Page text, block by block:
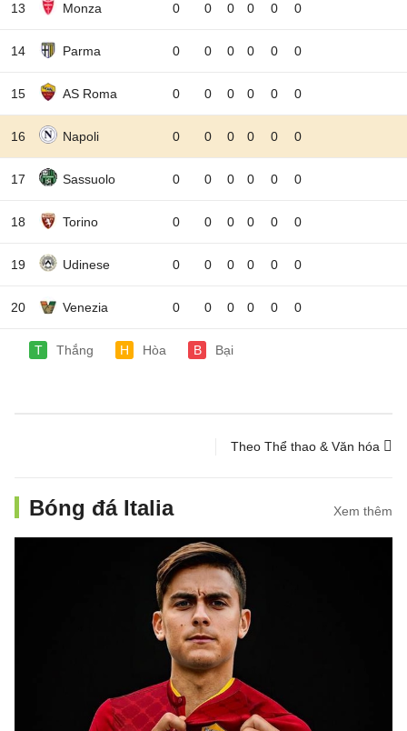
13 Monza 0 0 0 0 0 0
14 Parma 0 0 0 0 0 0
15 AS Roma 0 0 0 0 0 0
16 Napoli 0 0 0 0 0 0
17 Sassuolo 0 0 0 0 0 0
18 Torino 0 0 0 0 0 0
19 Udinese 0 0 0 0 0 0
20 Venezia 0 0 0 0 0 0
T Thắng H Hòa B Bại
Theo Thể thao & Văn hóa
Bóng đá Italia Xem thêm